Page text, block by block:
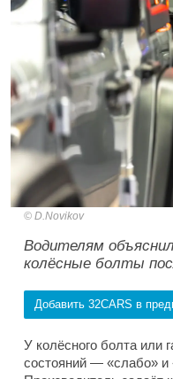
D.Novikov
Водителям
колёсные болты
Добавить 32CARS в
У колёсного болта или
состояний — «слабо» и